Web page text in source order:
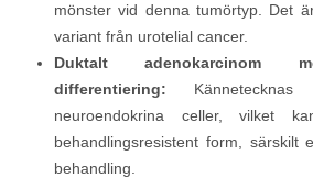
mönster vid denna tumörtyp. Det
variant från urotelial cancer.
Duktalt adenokarcinom
differentiering:
neuroendokrina celler, vilket
behandlingsresistent form, särskilt
behandling.